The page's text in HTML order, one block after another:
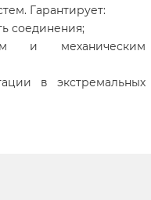
Гарантирует:
соединения;
и механическим
в экстремальных